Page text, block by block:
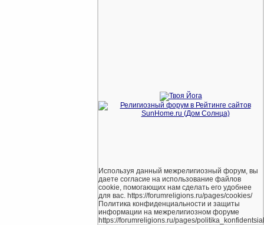
Используя данный межрелигиозный форум, вы
даете согласие на использование файлов
cookie, помогающих нам сделать его удобнее
для вас. https://forumreligions.ru/pages/cookies/
Политика конфиденциальности и защиты
информации на межрелигиозном форуме
https://forumreligions.ru/pages/